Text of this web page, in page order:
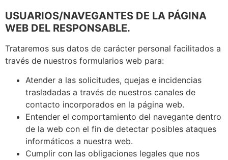
USUARIOS/NAVEGANTES DE LA PÁGINA
WEB DEL RESPONSABLE.
Trataremos sus datos de carácter personal facilitados a
través de nuestros formularios web para:
Atender a las solicitudes, quejas e incidencias
trasladadas a través de nuestros canales de
contacto incorporados en la página web.
Entender el comportamiento del navegante dentro
de la web con el fin de detectar posibles ataques
informáticos a nuestra web.
Cumplir con las obligaciones legales que nos